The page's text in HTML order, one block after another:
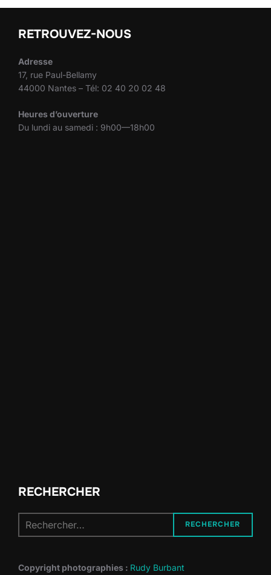
RETROUVEZ-NOUS
Adresse
17, rue Paul-Bellamy
44000 Nantes – Tél: 02 40 20 02 48
Heures d’ouverture
Du lundi au samedi : 9h00—18h00
RECHERCHER
pour :
RECHERCHER
Copyright photographies : Rudy Burbant